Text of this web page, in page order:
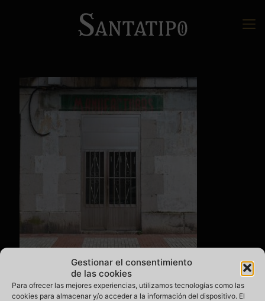
Gestionar el consentimiento
de las cookies
Para ofrecer las mejores experiencias, utilizamos tecnologías como las
cookies para almacenar y/o acceder a la información del dispositivo. El